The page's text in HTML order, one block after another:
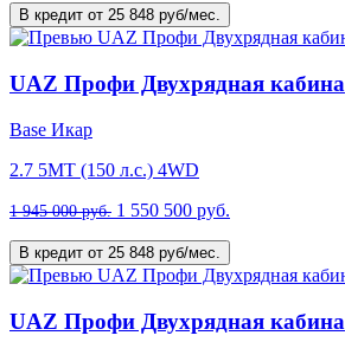
В кредит от 25 848 руб/мес.
UAZ Профи Двухрядная кабина
Base Икар
2.7 5MT (150 л.с.) 4WD
1 945 000 руб. 1 550 500 руб.
В кредит от 25 848 руб/мес.
UAZ Профи Двухрядная кабина